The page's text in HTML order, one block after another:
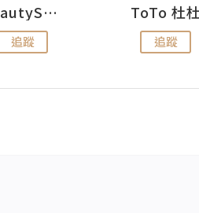
BeautySearch
追蹤
ToTo 杜
追蹤